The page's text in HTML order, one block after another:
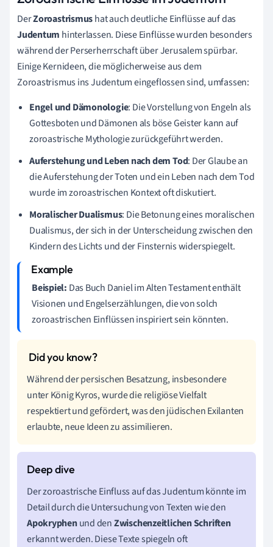
DerZoroastrismushat auch deutliche Einflüsse auf das
Judentum hinterlassen. Diese Einflüsse wurden besonders
während der Perserherrschaft über Jerusalem spürbar.
Einige Kernideen, die möglicherweise aus dem
Zoroastrismus ins Judentum eingeflossen sind, umfassen:
Engel und Dämonologie: Die Vorstellung von Engeln als
Gottesboten und Dämonen als böse Geister kann auf
zoroastrische Mythologie zurückgeführt werden.
Auferstehung und Leben nach dem Tod: Der Glaube an
die Auferstehung der Toten und ein Leben nach dem Tod
wurde im zoroastrischen Kontext oft diskutiert.
Moralischer Dualismus: Die Betonung eines moralischen
Dualismus, der sich in der Unterscheidung zwischen den
Kindern des Lichts und der Finsternis widerspiegelt.
Beispiel: Das Buch Daniel im Alten Testament enthält
Visionen und Engelserzählungen, die von solch
zoroastrischen Einflüssen inspiriert sein könnten.
Während der persischen Besatzung, insbesondere
unter König Kyros, wurde die religiöse Vielfalt
respektiert und gefördert, was den jüdischen Exilanten
erlaubte, neue Ideen zu assimilieren.
Der zoroastrische Einfluss auf das Judentum könnte im
Detail durch die Untersuchung von Texten wie den
Apokryphenund denZwischenzeitlichen Schriften
erkannt werden. Diese Texte spiegeln oft